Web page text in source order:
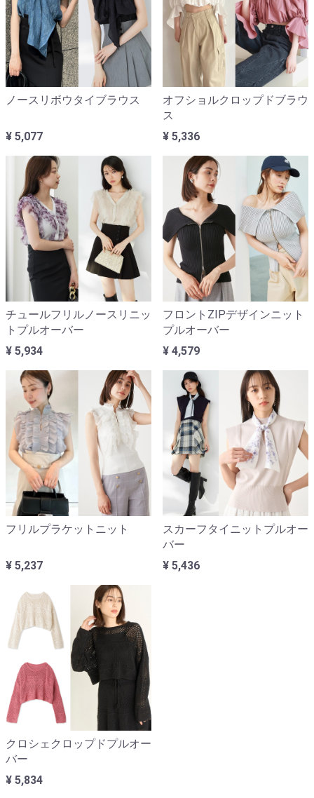
ノースリボウタイブラウス
¥ 5,077
オフショルクロップドブラウ
ス
¥ 5,336
チュールフリルノースリニッ
トプルオーバー
¥ 5,934
フロントZIPデザインニット
プルオーバー
¥ 4,579
フリルプラケットニット
¥ 5,237
スカーフタイニットプルオー
バー
¥ 5,436
クロシェクロップドプルオー
バー
¥ 5,834